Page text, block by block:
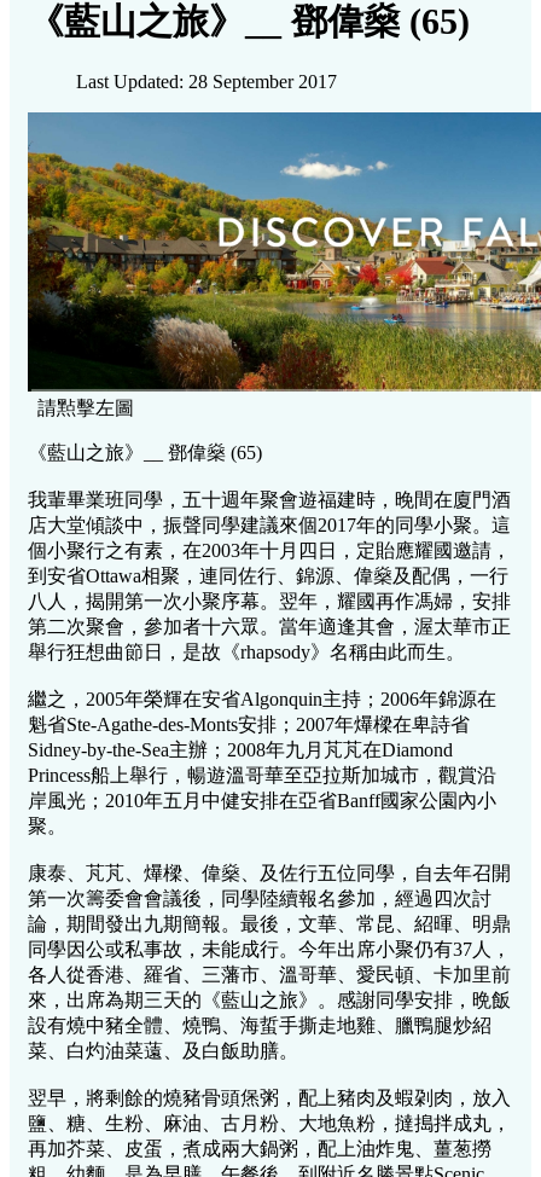
《藍山之旅》__ 鄧偉燊 (65)
Last Updated: 28 September 2017
請㸃擊左圖
《藍山之旅》__ 鄧偉燊 (65)
我輩畢業班同學，五十週年聚會遊福建時，晚間在廈門酒
店大堂傾談中，振聲同學建議來個2017年的同學小聚。這
個小聚行之有素，在2003年十月四日，定貽應耀國邀請，
到安省Ottawa相聚，連同佐行、錦源、偉燊及配偶，一行
八人，揭開第一次小聚序幕。翌年，耀國再作馮婦，安排
第二次聚會，參加者十六眾。當年適逢其會，渥太華市正
舉行狂想曲節日，是故《rhapsody》名稱由此而生。
繼之，2005年榮輝在安省Algonquin主持；2006年錦源在
魁省Ste-Agathe-des-Monts安排；2007年爗樑在卑詩省
Sidney-by-the-Sea主辦；2008年九月芃芃在Diamond
Princess船上舉行，暢遊溫哥華至亞拉斯加城市，觀賞沿
岸風光；2010年五月中健安排在亞省Banff國家公園內小
聚。
康泰、芃芃、爗樑、偉燊、及佐行五位同學，自去年召開
第一次籌委會會議後，同學陸續報名參加，經過四次討
論，期間發出九期簡報。最後，文華、常昆、紹暉、明鼎
同學因公或私事故，未能成行。今年出席小聚仍有37人，
各人從香港、羅省、三藩市、溫哥華、愛民頓、卡加里前
來，出席為期三天的《藍山之旅》。感謝同學安排，晩飯
設有燒中豬全體、燒鴨、海蜇手撕走地雞、臘鴨腿炒紹
菜、白灼油菜薳、及白飯助膳。
翌早，將剩餘的燒豬骨頭㷛粥，配上豬肉及蝦刴肉，放入
鹽、糖、生粉、麻油、古月粉、大地魚粉，撻搗拌成丸，
再加芥菜、皮蛋，煮成兩大鍋粥，配上油炸鬼、薑葱撈